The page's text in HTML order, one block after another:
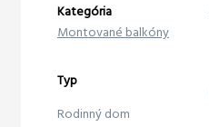
Kategória
Montované balkóny
Typ
Rodinný dom